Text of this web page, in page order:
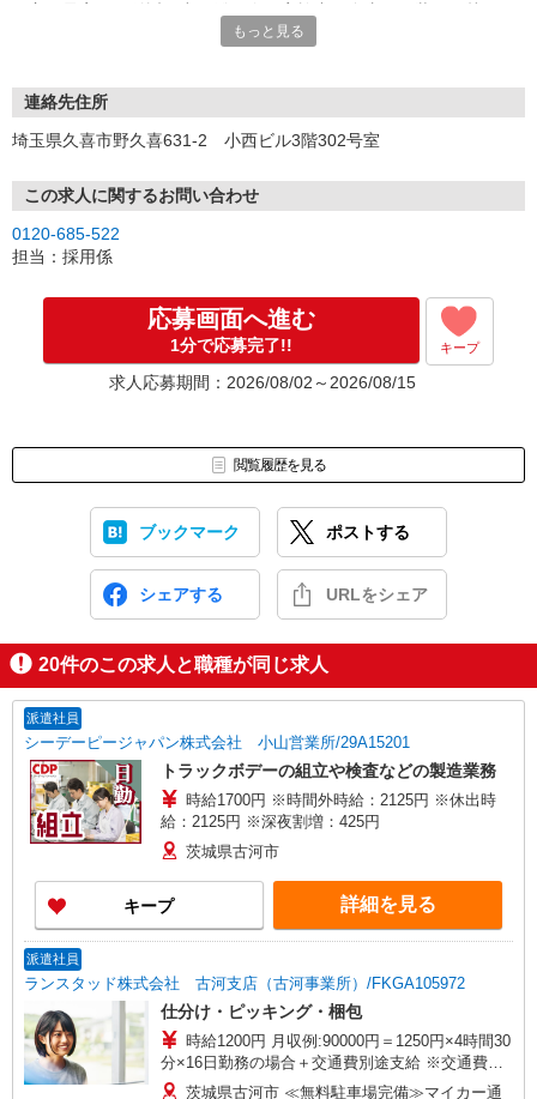
もっと見る
連絡先住所
埼玉県久喜市野久喜631-2 小西ビル3階302号室
この求人に関するお問い合わせ
0120-685-522
担当：採用係
応募画面へ進む
1分で応募完了!! キープ
求人応募期間：2026/08/02～2026/08/15
閲覧履歴を見る
ブックマーク ポストする
シェアする URLをシェア
20件のこの求人と職種が同じ求人
派遣社員
シーデーピージャパン株式会社 小山営業所/29A15201
トラックボデーの組立や検査などの製造業務
時給1700円 ※時間外時給：2125円 ※休出時
給：2125円 ※深夜割増：425円
茨城県古河市
キープ 詳細を見る
派遣社員
ランスタッド株式会社 古河支店（古河事業所）/FKGA105972
仕分け・ピッキング・梱包
時給1200円 月収例:90000円＝1250円×4時間30
分×16日勤務の場合＋交通費別途支給 ※交通費実
費支給／当社規定あり。
茨城県古河市 ≪無料駐車場完備≫マイカー通